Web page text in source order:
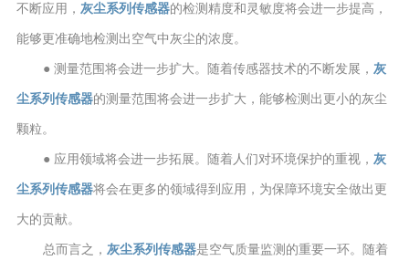
不断应用， 灰尘系列传感器的检测精度和灵敏度将会进一步提高，
能够更准确地检测出空气中灰尘的浓度。
● 测量范围将会进一步扩大。随着传感器技术的不断发展， 灰
尘系列传感器的测量范围将会进一步扩大，能够检测出更小的灰尘
颗粒。
● 应用领域将会进一步拓展。随着人们对环境保护的重视， 灰
尘系列传感器将会在更多的领域得到应用，为保障环境安全做出更
大的贡献。
总而言之， 灰尘系列传感器是空气质量监测的重要一环。随着